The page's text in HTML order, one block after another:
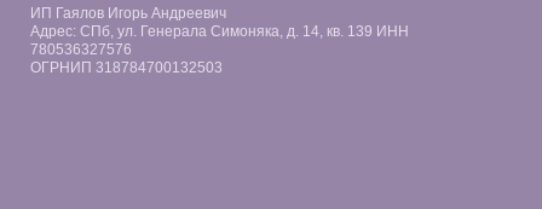
ИП Гаялов Игорь Андреевич
Адрес: СПб, ул. Генерала Симоняка, д. 14, кв. 139 ИНН
780536327576
ОГРНИП 318784700132503